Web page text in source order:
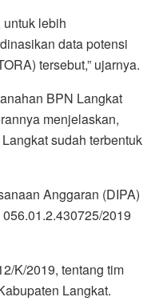
untuk lebih
data potensi
tersebut,” ujarnya.
BPN Langkat
menjelaskan,
sudah terbentuk
Anggaran (DIPA)
2019
K/2019, tentang tim
Langkat.